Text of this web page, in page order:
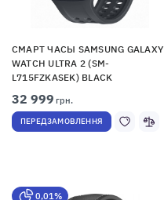
СМАРТ ЧАСЫ SAMSUNG GALAXY
WATCH ULTRA 2 (SM-
L715FZKASEK) BLACK
32 999 грн.
ПЕРЕДЗАМОВЛЕННЯ
0,01%